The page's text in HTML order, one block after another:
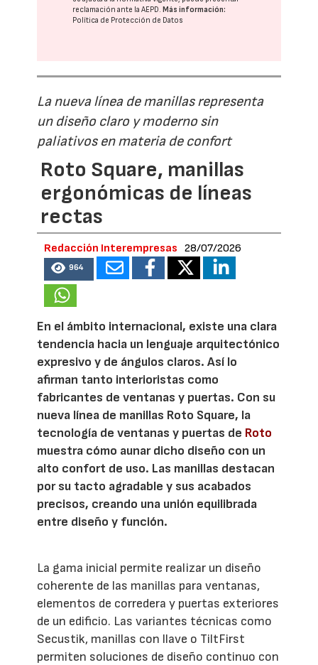
reclamación ante laAEPD. Más información:
Política de Protección de Datos
La nueva línea de manillas representa
un diseño claro y moderno sin
paliativos en materia de confort
Roto Square, manillas
ergonómicas de líneas
rectas
Redacción Interempresas 28/07/2026
964
En el ámbito internacional, existe una clara
tendencia hacia un lenguaje arquitectónico
expresivo y de ángulos claros. Así lo
afirman tanto interioristas como
fabricantes de ventanas y puertas. Con su
nueva línea de manillas Roto Square, la
tecnología de ventanas y puertas de Roto
muestra cómo aunar dicho diseño con un
alto confort de uso. Las manillas destacan
por su tacto agradable y sus acabados
precisos, creando una unión equilibrada
entre diseño y función.
La gama inicial permite realizar un diseño
coherente de las manillas para ventanas,
elementos de corredera y puertas exteriores
de un edificio. Las variantes técnicas como
Secustik, manillas con llave o TiltFirst
permiten soluciones de diseño continuo con